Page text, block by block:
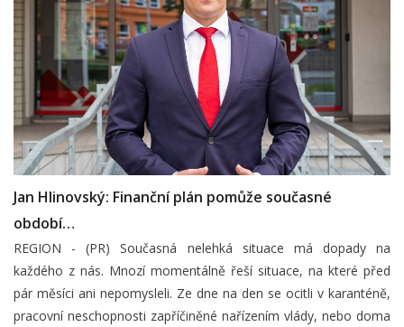
Jan Hlinovský: Finanční plán pomůže současné
období…
REGION - (PR) Současná nelehká situace má dopady na
každého z nás. Mnozí momentálně řeší situace, na které před
pár měsíci ani nepomysleli. Ze dne na den se ocitli v karanténě,
pracovní neschopnosti zapříčiněné nařízením vlády, nebo doma